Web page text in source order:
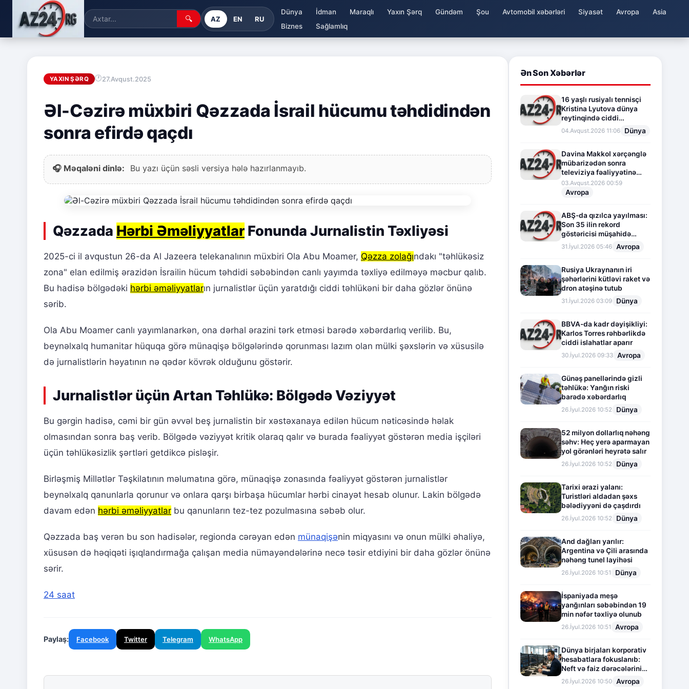
🔍 AZ EN RU
Dünya İdman Maraqlı Yaxın Şərq Gündəm Şou Avtomobil xəbərləri Siyasət Avropa
Asia
Biznes
Sağlamlıq
YAXIN ŞƏRQ 27.Avqust.2025
Əl-Cəzirə müxbiri Qəzzada İsrail hücumu təhdidindən
sonra efirdə qaçdı
🎧 Məqaləni dinlə: Bu yazı üçün səsli versiya hələ hazırlanmayıb.
Qəzzada Hərbi Əməliyyatlar Fonunda Jurnalistin Təxliyəsi
2025-ci il avqustun 26-da Al Jazeera telekanalının müxbiri Ola Abu Moamer, Qəzza zolağındakı "təhlükəsiz
zona" elan edilmiş ərazidən İsrailin hücum təhdidi səbəbindən canlı yayımda təxliyə edilməyə məcbur qalıb.
Bu hadisə bölgədəki hərbi əməliyyatların jurnalistlər üçün yaratdığı ciddi təhlükəni bir daha gözlər önünə
sərib.
Ola Abu Moamer canlı yayımlanarkən, ona dərhal ərazini tərk etməsi barədə xəbərdarlıq verilib. Bu,
beynəlxalq humanitar hüquqa görə münaqişə bölgələrində qorunması lazım olan mülki şəxslərin və xüsusilə
də jurnalistlərin həyatının nə qədər kövrək olduğunu göstərir.
Jurnalistlər üçün Artan Təhlükə: Bölgədə Vəziyyət
Bu gərgin hadisə, cəmi bir gün əvvəl beş jurnalistin bir xəstəxanaya edilən hücum nəticəsində həlak
olmasından sonra baş verib. Bölgədə vəziyyət kritik olaraq qalır və burada fəaliyyət göstərən media işçiləri
üçün təhlükəsizlik şərtləri getdikcə pisləşir.
Birləşmiş Millətlər Təşkilatının məlumatına görə, münaqişə zonasında fəaliyyət göstərən jurnalistlər
beynəlxalq qanunlarla qorunur və onlara qarşı birbaşa hücumlar hərbi cinayət hesab olunur. Lakin bölgədə
davam edən hərbi əməliyyatlar bu qanunların tez-tez pozulmasına səbəb olur.
Qəzzada baş verən bu son hadisələr, regionda cərəyan edən münaqişənin miqyasını və onun mülki əhaliyə,
xüsusən də həqiqəti işıqlandırmağa çalışan media nümayəndələrinə necə təsir etdiyini bir daha gözlər önünə
sərir.
24 saat
Paylaş: Facebook Twitter Telegram WhatsApp
Ən Son Xəbərlər
16 yaşlı rusiyalı tennisçi
Kristina Lyutova dünya
reytinqində ciddi
irəliləyişə imza atdı
04.Avqust.2026 11:06 Dünya
Davina Makkol xərçənglə
mübarizədən sonra
televiziya fəaliyyətinə
fasilə verir
03.Avqust.2026 00:59
Avropa
ABŞ-da qızılca yayılması:
Son 35 ilin rekord
göstəricisi müşahidə
olunur
31.İyul.2026 05:46 Avropa
Rusiya Ukraynanın iri
şəhərlərini kütləvi raket və
dron atəşinə tutub
31.İyul.2026 03:09 Dünya
BBVA-da kadr dəyişikliyi:
Karlos Torres rəhbərlikdə
ciddi islahatlar aparır
30.İyul.2026 09:33 Avropa
Günəş panellərində gizli
təhlükə: Yanğın riski
barədə xəbərdarlıq
26.İyul.2026 10:52 Dünya
52 milyon dollarlıq nəhəng
səhv: Heç yerə aparmayan
yol görənləri heyrətə salır
26.İyul.2026 10:52 Dünya
Tarixi ərazi yalanı:
Turistləri aldadan şəxs
bələdiyyəni də çaşdırdı
26.İyul.2026 10:52 Dünya
And dağları yarılır:
Argentina və Çili arasında
nəhəng tunel layihəsi
26.İyul.2026 10:51 Dünya
İspaniyada meşə
yanğınları səbəbindən 19
min nəfər təxliyə olunub
26.İyul.2026 10:51 Avropa
Dünya birjaları korporativ
hesabatlara fokuslanıb:
Neft və faiz dərəcələrinin
təsiri altında cari vəziyyət
26.İyul.2026 10:50 Avropa